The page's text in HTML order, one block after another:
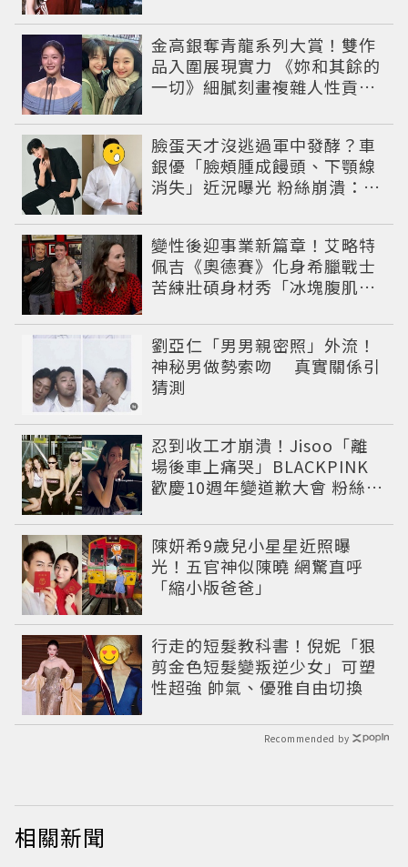
金高銀奪青龍系列大賞！雙作
品入圍展現實力 《妳和其餘的
一切》細膩刻畫複雜人性貢獻
臉蛋天才沒逃過軍中發酵？車
銀優「臉頰腫成饅頭、下顎線
消失」近況曝光 粉絲崩潰：空
變性後迎事業新篇章！艾略特
佩吉《奧德賽》化身希臘戰士
苦練壯碩身材秀「冰塊腹肌」
劉亞仁「男男親密照」外流！
神秘男做勢索吻 真實關係引
猜測
忍到收工才崩潰！Jisoo「離
場後車上痛哭」BLACKPINK
歡慶10週年變道歉大會 粉絲看
陳妍希9歲兒小星星近照曝
光！五官神似陳曉 網驚直呼
「縮小版爸爸」
行走的短髮教科書！倪妮「狠
剪金色短髮變叛逆少女」可塑
性超強 帥氣、優雅自由切換
Recommended by
相關新聞